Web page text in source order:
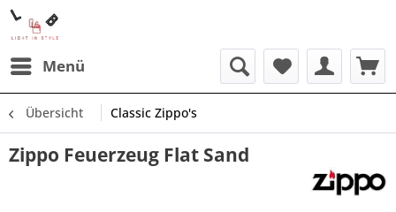
Menü
Übersicht Classic Zippo's
Zippo Feuerzeug Flat Sand